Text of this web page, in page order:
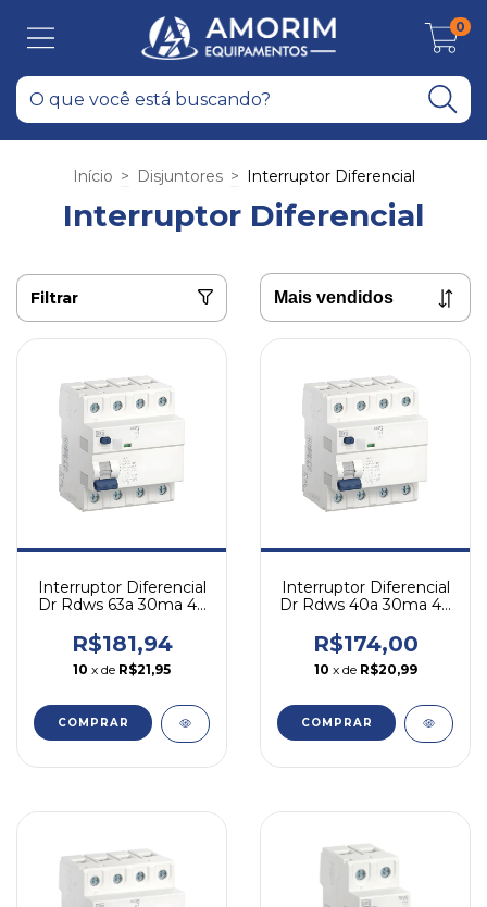
0
Início > Disjuntores > Interruptor Diferencial
Interruptor Diferencial
Filtrar
Interruptor Diferencial
Dr Rdws 63a 30ma 4p
R$181,94
10 x de R$21,95
COMPRAR
Interruptor Diferencial
Dr Rdws 40a 30ma 4p
R$174,00
10 x de R$20,99
COMPRAR